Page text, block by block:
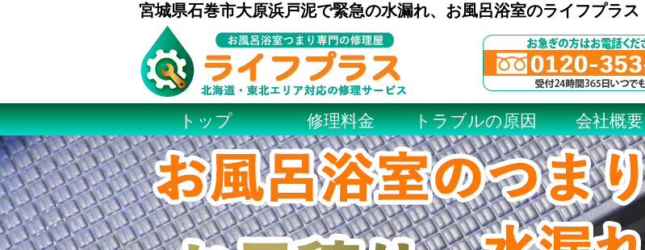
宮城県石巻市大原浜戸泥で緊急の水漏れ、お風呂浴室のライフプラス
トップ 修理料金 トラブルの原因 会社概要